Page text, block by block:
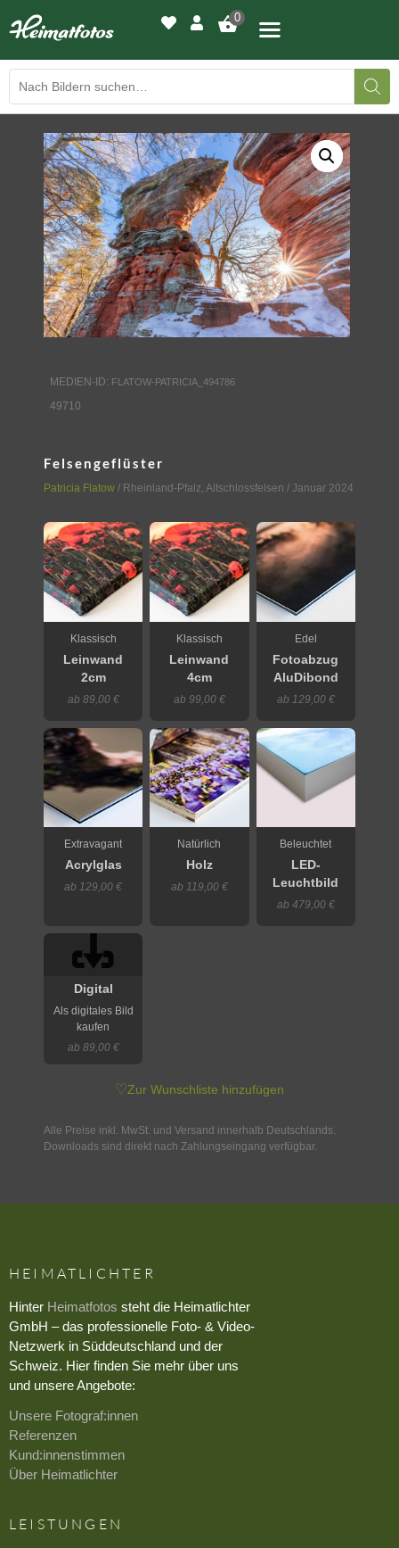
0
BILDERGALERIE
DRUCKQUALITÄTEN
LED-LEUCHTBILDER
WIR DRUCKEN IHR BILD
AUSSTELLUNGEN
KONTAKT
MEDIEN-ID: FLATOW-PATRICIA_494786
49710
Felsengeflüster
Patricia Flatow / Rheinland-Pfalz, Altschlossfelsen / Januar 2024
Klassisch
Leinwand
2cm
ab 89,00 €
Klassisch
Leinwand
4cm
ab 99,00 €
Edel
Fotoabzug
AluDibond
ab 129,00 €
Extravagant
Acrylglas
ab 129,00 €
Natürlich
Holz
ab 119,00 €
Beleuchtet
LED-
Leuchtbild
ab 479,00 €
Digital
Als digitales Bild
kaufen
ab 89,00 €
♡Zur Wunschliste hinzufügen
Alle Preise inkl. MwSt. und Versand innerhalb Deutschlands.
Downloads sind direkt nach Zahlungseingang verfügbar.
HEIMATLICHTER
Hinter Heimatfotos steht die Heimatlichter
GmbH – das professionelle Foto- & Video-
Netzwerk in Süddeutschland und der
Schweiz. Hier finden Sie mehr über uns
und unsere Angebote:
Unsere Fotograf:innen
Referenzen
Kund:innenstimmen
Über Heimatlichter
LEISTUNGEN